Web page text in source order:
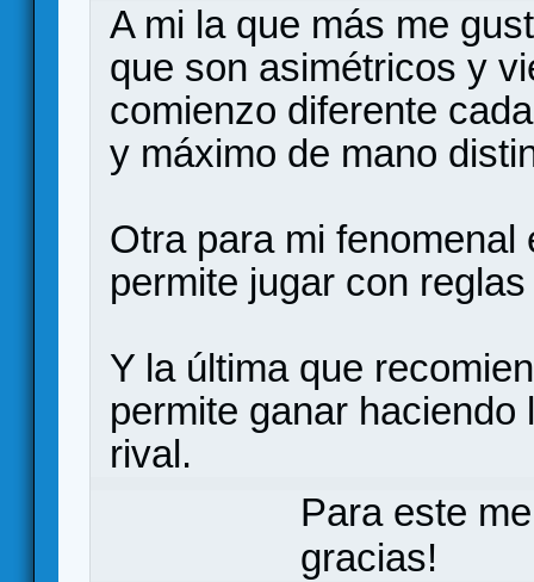
A mi la que más me
que son asimétricos y
comienzo diferente
y máximo de mano
Otra para mi
permite jugar con
Y la última que
permite ganar
rival.
Para este
gracias!